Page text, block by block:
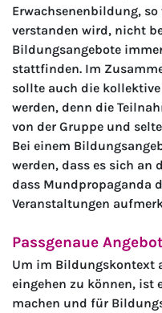
Erwachsenenbildung,
verstanden wird, nicht
Bildungsangebote
stattfinden. Im
sollte auch die
werden, denn die
von der Gruppe und
Bei einem
werden, dass es sich an
dass Mundpropaganda
Veranstaltungen
Passgenaue
Um im Bildungskontext
eingehen zu können, ist
machen und für